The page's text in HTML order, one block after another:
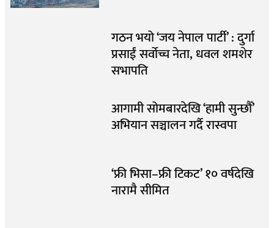
गठन भयो ‘जय नेपाल पार्टी’ : दुर्गा
प्रसाईं सर्वोच्च नेता, धवल शमशेर
सभापति
आगामी सोमबारदेखि ‘हामी सुन्छौँ’
अभियान सञ्चालन गर्दै रास्वपा
‘फ्री भिसा–फ्री टिकट’ १० वर्षदेखि
नारामै सीमित